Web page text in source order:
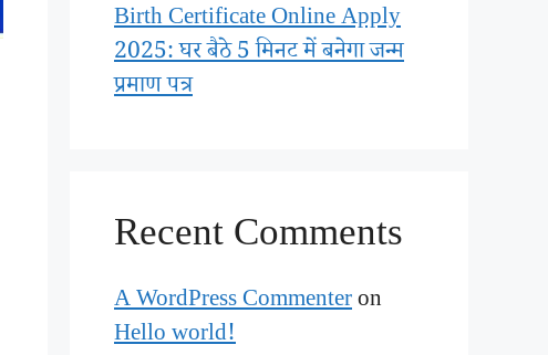
Birth Certificate Online Apply
2025: घर बैठे 5 मिनट में बनेगा जन्म
प्रमाण पत्र
Recent Comments
A WordPress Commenteron
Hello world!